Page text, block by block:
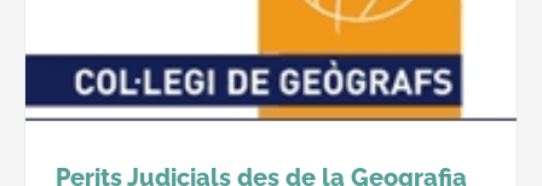
Girona
Perits Judicials des de la Geografia